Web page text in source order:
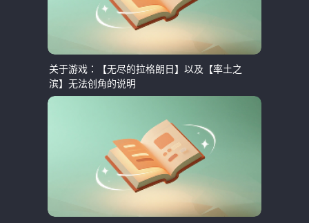
关于游戏：【无尽的拉格朗日】以及【率土之
滨】无法创角的说明